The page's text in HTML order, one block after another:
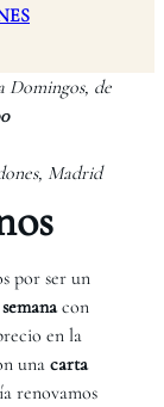
Domingos, de
Madrid
por ser un
con
en la
una carta
renovamos